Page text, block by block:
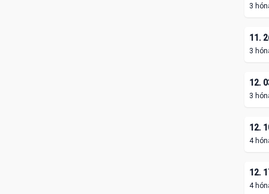
3
11.
3
12.
3
12.
4
12.
4